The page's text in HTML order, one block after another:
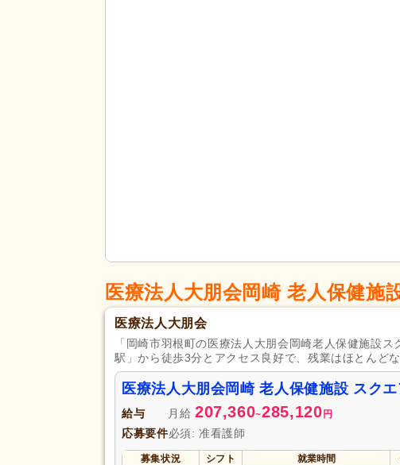
医療法人大朋会岡崎 老人保健施
医療法人大朋会
「岡崎市羽根町の医療法人大朋会岡崎老人保健施設
駅」から徒歩3分とアクセス良好で、残業はほとんど
医療法人大朋会岡崎 老人保健施設 スク
給与 月給 207,360~285,120 円
応募要件必須: 准看護師
募集状況 シフト 就業時間